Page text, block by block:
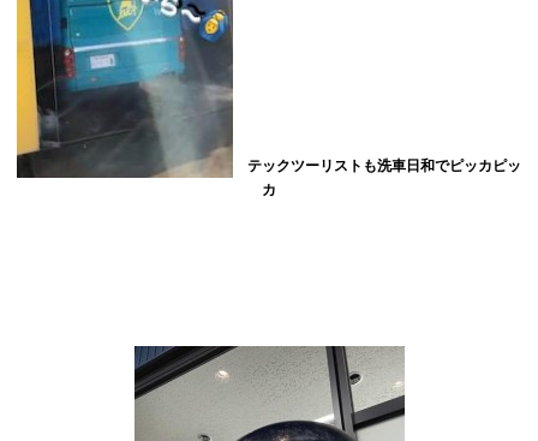
テックツーリストも洗車日和でピッカピッ
カ